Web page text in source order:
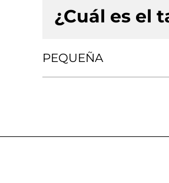
¿Cuál es el
PEQUEÑA